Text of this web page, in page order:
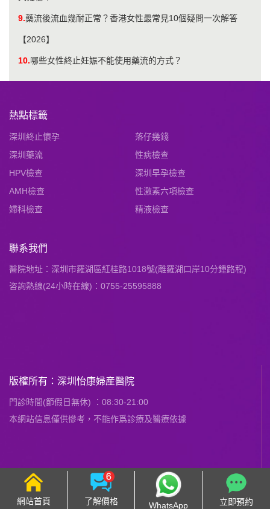
9.藥流後流血幾耐正常？香港女性最常見10個疑問一次解答
【2026】
10.哪些女性終止妊娠不能使用藥流的方式？
熱點標籤
深圳終止懷孕
落仔幾錢
深圳藥流
性病檢查
HPV檢查
深圳早孕檢查
AMH檢查
性激素六項檢查
婦科檢查
精液檢查
聯系我們
醫院地址：深圳市羅湖區紅桂路1018號(離羅湖口岸10分鍾路程)
咨詢熱線(24小時在線)：0755-25595888
版權所有：深圳怡康婦産醫院
門診時間(節假日無休) ：08:30-21:00
本網站信息僅供慘考，不能作爲診療及醫療依據
網站首頁 了解價格 WhatsApp 立即預約